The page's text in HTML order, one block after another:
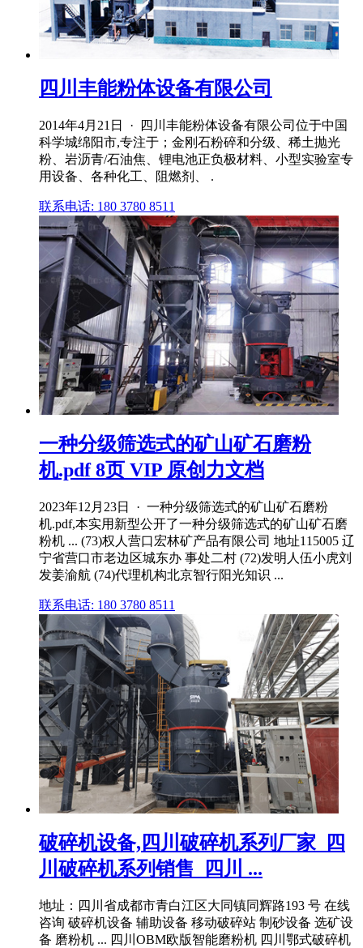
四川丰能粉体设备有限公司
2014年4月21日 · 四川丰能粉体设备有限公司位于中国
科学城绵阳市,专注于；金刚石粉碎和分级、稀土抛光
粉、岩沥青/石油焦、锂电池正负极材料、小型实验室专
用设备、各种化工、阻燃剂、 .
联系电话: 180 3780 8511
一种分级筛选式的矿山矿石磨粉
机.pdf 8页 VIP 原创力文档
2023年12月23日 · 一种分级筛选式的矿山矿石磨粉
机.pdf,本实用新型公开了一种分级筛选式的矿山矿石磨
粉机 ... (73)权人营口宏林矿产品有限公司 地址115005 辽
宁省营口市老边区城东办 事处二村 (72)发明人伍小虎刘
发姜渝航 (74)代理机构北京智行阳光知识 ...
联系电话: 180 3780 8511
破碎机设备,四川破碎机系列厂家_四
川破碎机系列销售_四川 ...
地址：四川省成都市青白江区大同镇同辉路193 号 在线
咨询 破碎机设备 辅助设备 移动破碎站 制砂设备 选矿设
备 磨粉机 ... 四川OBM欧版智能磨粉机 四川鄂式破碎机